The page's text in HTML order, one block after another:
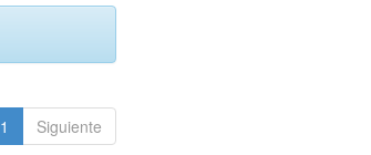
1 Siguiente